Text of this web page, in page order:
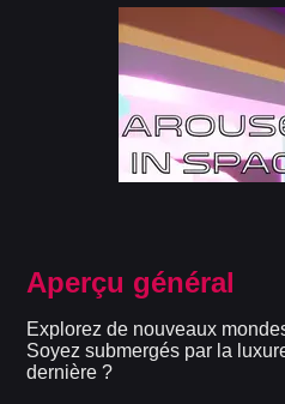
Aperçu général
Explorez de nouveaux
Soyez submergés par la
dernière ?